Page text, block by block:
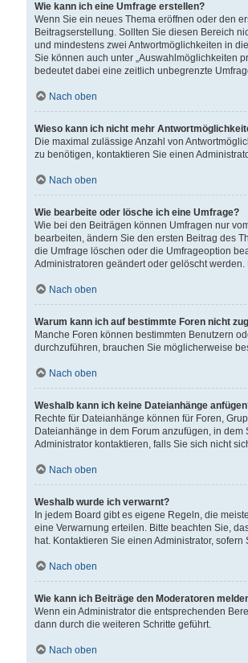
Wie kann ich eine Umfrage erstellen?
Wenn Sie ein neues Thema eröffnen oder den
Beitragserstellung. Sollten Sie diesen Bereich
und mindestens zwei Antwortmöglichkeiten in
Sie können auch unter „Auswahlmöglichkeiten
bedeutet dabei eine zeitlich unbegrenzte
Nach oben
Wieso kann ich nicht mehr
Die maximal zulässige Anzahl von
zu benötigen, kontaktieren Sie einen
Nach oben
Wie bearbeite oder lösche ich eine Umfrage?
Wie bei den Beiträgen können Umfragen nur
bearbeiten, ändern Sie den ersten Beitrag des
die Umfrage löschen oder die Umfrageoption
Administratoren geändert oder gelöscht
Nach oben
Warum kann ich auf bestimmte Foren nicht
Manche Foren können bestimmten Benutzern
durchzuführen, brauchen Sie möglicherweise
Nach oben
Weshalb kann ich keine Dateianhänge
Rechte für Dateianhänge können für Foren,
Dateianhänge in dem Forum anzufügen, in
Administrator kontaktieren, falls Sie sich nicht
Nach oben
Weshalb wurde ich verwarnt?
In jedem Board gibt es eigene Regeln, die
eine Verwarnung erteilen. Bitte beachten Sie,
hat. Kontaktieren Sie einen Administrator,
Nach oben
Wie kann ich Beiträge den Moderatoren
Wenn ein Administrator die entsprechenden
dann durch die weiteren Schritte geführt.
Nach oben